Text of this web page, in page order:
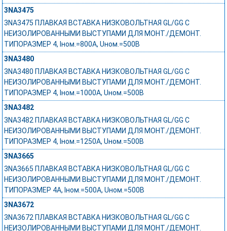
3NA3475
3NA3475 ПЛАВКАЯ ВСТАВКА НИЗКОВОЛЬТНАЯ GL/GG С
НЕИЗОЛИРОВАННЫМИ ВЫСТУПАМИ ДЛЯ МОНТ./ДЕМОНТ.
ТИПОРАЗМЕР 4, Iном.=800A, Uном.=500В
3NA3480
3NA3480 ПЛАВКАЯ ВСТАВКА НИЗКОВОЛЬТНАЯ GL/GG С
НЕИЗОЛИРОВАННЫМИ ВЫСТУПАМИ ДЛЯ МОНТ./ДЕМОНТ.
ТИПОРАЗМЕР 4, Iном.=1000A, Uном.=500В
3NA3482
3NA3482 ПЛАВКАЯ ВСТАВКА НИЗКОВОЛЬТНАЯ GL/GG С
НЕИЗОЛИРОВАННЫМИ ВЫСТУПАМИ ДЛЯ МОНТ./ДЕМОНТ.
ТИПОРАЗМЕР 4, Iном.=1250A, Uном.=500В
3NA3665
3NA3665 ПЛАВКАЯ ВСТАВКА НИЗКОВОЛЬТНАЯ GL/GG С
НЕИЗОЛИРОВАННЫМИ ВЫСТУПАМИ ДЛЯ МОНТ./ДЕМОНТ.
ТИПОРАЗМЕР 4A, Iном.=500A, Uном.=500В
3NA3672
3NA3672 ПЛАВКАЯ ВСТАВКА НИЗКОВОЛЬТНАЯ GL/GG С
НЕИЗОЛИРОВАННЫМИ ВЫСТУПАМИ ДЛЯ МОНТ./ДЕМОНТ.